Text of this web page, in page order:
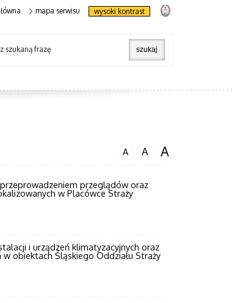
mapa serwisu wysoki kontrast
szukaną frazę
A A A
przeglądów oraz
w Placówce Straży
i urządzeń klimatyzacyjnych oraz
obiektach Śląskiego Oddziału Straży